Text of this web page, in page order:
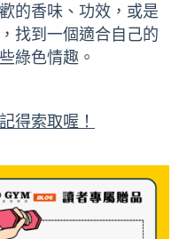
的香味、功效，或是
找到一個適合自己的
綠色情趣。
得索取喔！